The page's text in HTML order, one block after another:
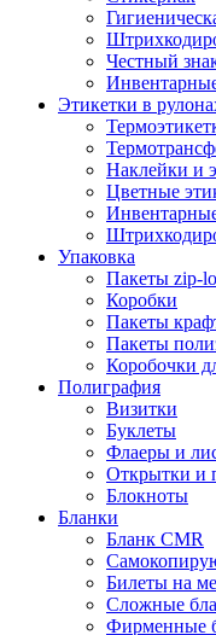
Честный
Этикетки в
Наклейки и
Цветные
Упаковка
Пакеты zip-
Коробки
Пакеты
Пакеты
Коробочки
Полиграфия
Визитки
Буклеты
Флаеры и
Открытки и
Блокноты
Бланки
Бланк CMR
Билеты на
Сложные
Фирменные